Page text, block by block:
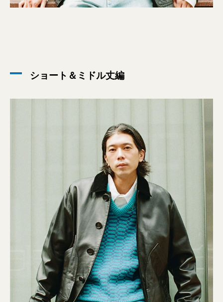
ショート＆ミドル丈編